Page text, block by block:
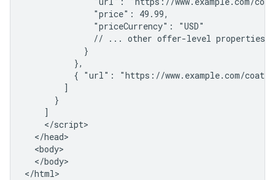
              "price": 49.99,
              "priceCurrency": "USD"
              // ... other offer-level properties
            }
          },
{ "url": "https://www.example.com/coat/
        ]
      }
    ]
    </script>
  </head>
  <body>
  </body>
</html>